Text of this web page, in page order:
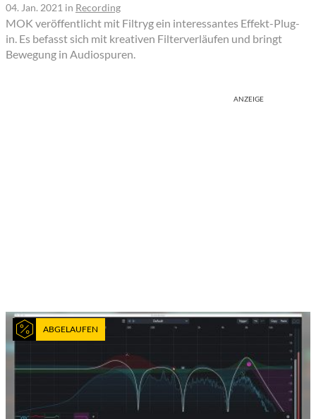
04. Jan. 2021 in Recording
MOK veröffentlicht mit Filtryg ein interessantes Effekt-Plug-
in. Es befasst sich mit kreativen Filterverläufen und bringt
Bewegung in Audiospuren.
ANZEIGE
ABGELAUFEN